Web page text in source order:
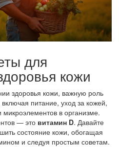
для
кожи
здоровья кожи, важную роль
питание, уход за кожей,
в организме.
— это витамин D. Давайте
состояние кожи, обогащая
и следуя простым советам.